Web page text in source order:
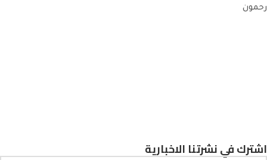
رحمون
اشترك في نشرتنا الاخبارية